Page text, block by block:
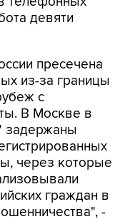
пресечена
с
В Москве в
через которые
граждан в
-